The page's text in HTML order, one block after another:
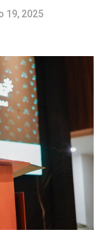
19, 2025